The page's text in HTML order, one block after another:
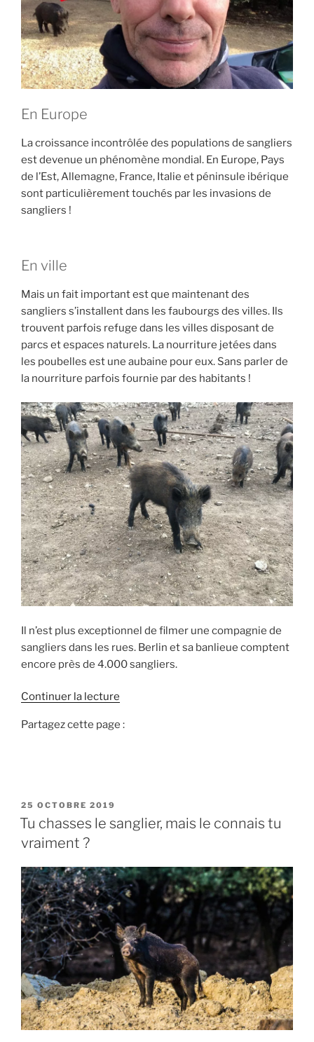
n
g
g
n
g
e
t
c
e
l
(
v
i
d
e
o
)
»
En Europe
La croissance incontrôlée des populations de sangliers
est devenue un phénomène mondial. En Europe, Pays
de l’Est, Allemagne, France, Italie et péninsule ibérique
sont particulièrement touchés par les invasions de
sangliers !
En ville
Mais un fait important est que maintenant des
sangliers s’installent dans les faubourgs des villes. Ils
trouvent parfois refuge dans les villes disposant de
parcs et espaces naturels. La nourriture jetées dans
les poubelles est une aubaine pour eux. Sans parler de
la nourriture parfois fournie par des habitants !
Il n’est plus exceptionnel de filmer une compagnie de
sangliers dans les rues. Berlin et sa banlieue comptent
encore près de 4.000 sangliers.
Continuer la lecture
«
S
O
N
S
E
S
A
N
G
L
I
Partagez cette page :
P
U
B
L
É
L
E
25 OCTOBRE 2019
Tu chasses le sanglier, mais le connais tu
vraiment ?